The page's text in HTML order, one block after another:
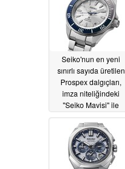
06/05/2026
Seiko'nun en yeni
sınırlı sayıda üretilen
Prospex dalgıçları,
imza niteliğindeki
"Seiko Mavisi" ile